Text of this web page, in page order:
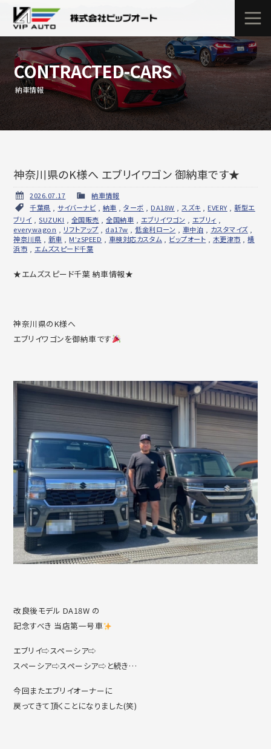
CONTRACTED-CARS
納車情報
神奈川県のK様へ エブリイワゴン 御納車です★
2026.07.17
納車情報
千葉県 ,サイバーナビ 納車 ,ターボ DA18W スズキ EVERY,新型エ
ブリイ ,SUZUKI 全国販売 ,全国納車 エブリイワゴン エブリィ
everywagon
リフトアップ da17w ,低金利ローン 車中泊 カスタマイズ,
神奈川県
新車 M'zSPEED 車検対応カスタム ビップオート 木更津市 ,横
浜市
エムズスピード千葉
★エムズスピード千葉 納車情報★
神奈川県のK様へ
エブリイワゴンを御納車です
改良後モデル DA18W の
記念すべき 当店第一号車
エブリイ⇨スペーシア⇨
スペーシア⇨スペーシア⇨と続き…
今回またエブリイオーナーに
戻ってきて頂くことになりました(笑)